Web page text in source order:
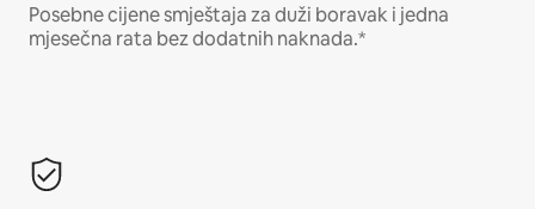
Posebne cijene smještaja za duži boravak i jedna
mjesečna rata bez dodatnih naknada.*